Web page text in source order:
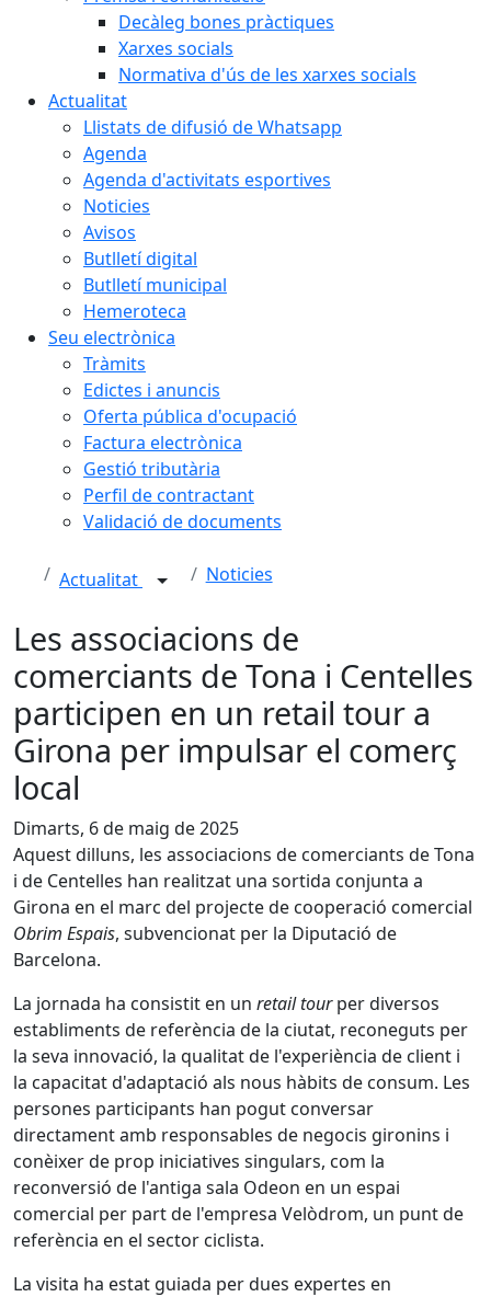
Decàleg bones pràctiques
Xarxes socials
Normativa d'ús de les xarxes socials
Actualitat
Llistats de difusió de Whatsapp
Agenda
Agenda d'activitats esportives
Noticies
Avisos
Butlletí digital
Butlletí municipal
Hemeroteca
Seu electrònica
Tràmits
Edictes i anuncis
Oferta pública d'ocupació
Factura electrònica
Gestió tributària
Perfil de contractant
Validació de documents
Actualitat Noticies
Les associacions de
comerciants de Tona i Centelles
participen en un retail tour a
Girona per impulsar el comerç
local
Dimarts, 6 de maig de 2025
Aquest dilluns, les associacions de comerciants de Tona
i de Centelles han realitzat una sortida conjunta a
Girona en el marc del projecte de cooperació comercial
Obrim Espais, subvencionat per la Diputació de
Barcelona.
La jornada ha consistit en un retail tourper diversos
establiments de referència de la ciutat, reconeguts per
la seva innovació, la qualitat de l'experiència de client i
la capacitat d'adaptació als nous hàbits de consum. Les
persones participants han pogut conversar
directament amb responsables de negocis gironins i
conèixer de prop iniciatives singulars, com la
reconversió de l'antiga sala Odeon en un espai
comercial per part de l'empresa Velòdrom, un punt de
referència en el sector ciclista.
La visita ha estat guiada per dues expertes en